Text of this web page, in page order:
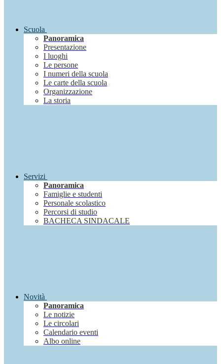
Scuola
Panoramica
Presentazione
I luoghi
Le persone
I numeri della scuola
Le carte della scuola
Organizzazione
La storia
Servizi
Panoramica
Famiglie e studenti
Personale scolastico
Percorsi di studio
BACHECA SINDACALE
Novità
Panoramica
Le notizie
Le circolari
Calendario eventi
Albo online